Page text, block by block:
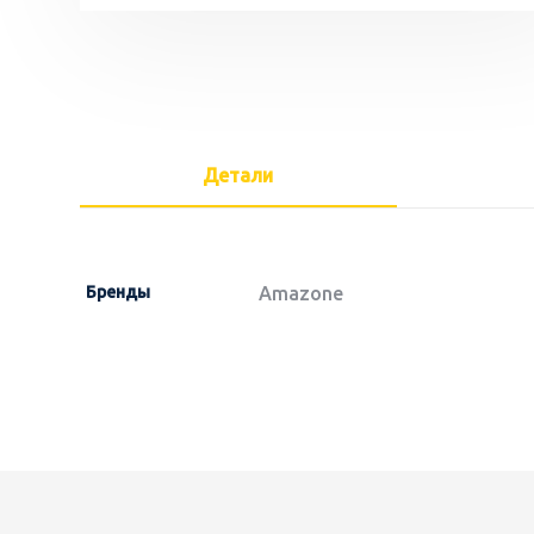
Детали
Бренды Amazone